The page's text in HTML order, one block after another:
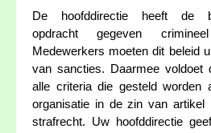
De hoofddirectie heeft de
opdracht gegeven
Medewerkers moeten dit beleid
van sancties. Daarmee voldoet
alle criteria die gesteld worden
organisatie in de zin van artikel
strafrecht. Uw hoofddirectie